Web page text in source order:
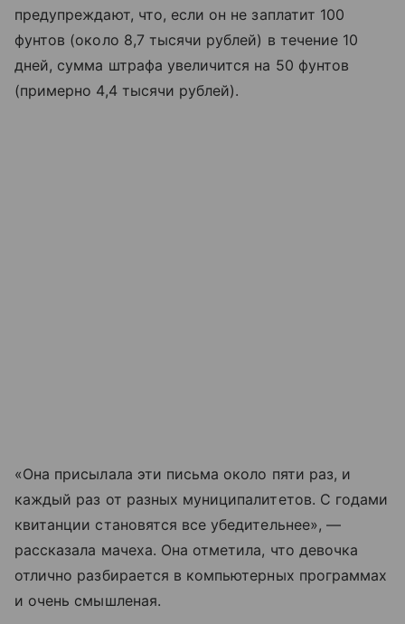
предупреждают, что, если он не заплатит 100
фунтов (около 8,7 тысячи рублей) в течение 10
дней, сумма штрафа увеличится на 50 фунтов
(примерно 4,4 тысячи рублей).
«Она присылала эти письма около пяти раз, и
каждый раз от разных муниципалитетов. С годами
квитанции становятся все убедительнее», —
рассказала мачеха. Она отметила, что девочка
отлично разбирается в компьютерных программах
и очень смышленая.